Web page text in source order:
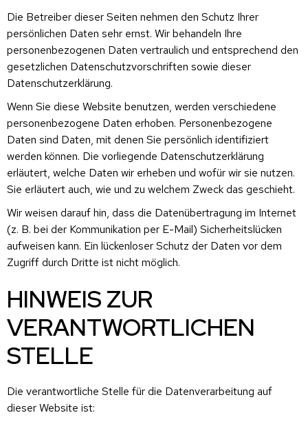
Die Betreiber dieser Seiten nehmen den Schutz Ihrer
persönlichen Daten sehr ernst. Wir behandeln Ihre
personenbezogenen Daten vertraulich und entsprechend den
gesetzlichen Datenschutzvorschriften sowie dieser
Datenschutzerklärung.
Wenn Sie diese Website benutzen, werden verschiedene
personenbezogene Daten erhoben. Personenbezogene
Daten sind Daten, mit denen Sie persönlich identifiziert
werden können. Die vorliegende Datenschutzerklärung
erläutert, welche Daten wir erheben und wofür wir sie nutzen.
Sie erläutert auch, wie und zu welchem Zweck das geschieht.
Wir weisen darauf hin, dass die Datenübertragung im Internet
(z. B. bei der Kommunikation per E-Mail) Sicherheitslücken
aufweisen kann. Ein lückenloser Schutz der Daten vor dem
Zugriff durch Dritte ist nicht möglich.
HINWEIS ZUR
VERANTWORTLICHEN
STELLE
Die verantwortliche Stelle für die Datenverarbeitung auf
dieser Website ist: